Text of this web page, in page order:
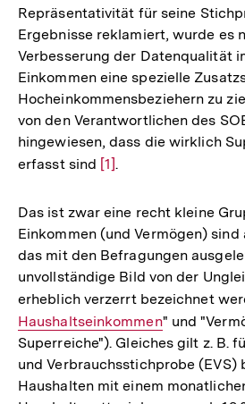
Repräsentativität für seine
Ergebnisse reklamiert, wurde es
Verbesserung der Datenqualität
Einkommen eine spezielle
Hocheinkommensbeziehern zu
von den Verantwortlichen des
hingewiesen, dass die wirklich
erfasst sind Zur
der
Fußnote
[1].
Das ist zwar eine recht kleine
Einkommen (und Vermögen)
das mit den Befragungen
unvollständige Bild von der
erheblich verzerrt bezeichnet
Haushaltseinkommen" und
Superreiche"). Gleiches gilt z. B.
und Verbrauchsstichprobe (EVS)
Haushalten mit einem